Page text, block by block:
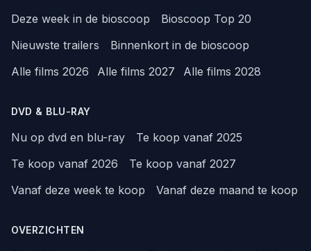
Deze week in de bioscoop
Bioscoop Top 20
Nieuwste trailers
Binnenkort in de bioscoop
Alle films 2026
Alle films 2027 Alle films 2028
DVD & BLU-RAY
Nu op dvd en blu-ray
Te koop vanaf 2025
Te koop vanaf 2026
Te koop vanaf 2027
Vanaf deze week te koop
Vanaf deze maand te koop
OVERZICHTEN